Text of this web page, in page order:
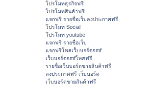
โปรโมทธุรกิจฟรี
โปรโมทสินค้าฟรี
แจกฟรี รายชื่อเว็บลงประกาศฟรี
โปรโมท Social
โปรโมท youtube
แจกฟรี รายชื่อเว็บ
แจกฟรีโพสเว็บบอร์ดsmf
เว็บบอร์ดsmfโพสฟรี
รายชื่อเว็บบอร์ดขายสินค้าฟรี
ลงประกาศฟรี เว็บบอร์ด
เว็บบอร์ดขายสินค้าฟรี